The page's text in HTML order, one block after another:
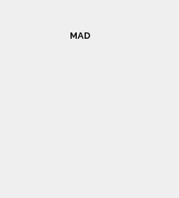
MAD